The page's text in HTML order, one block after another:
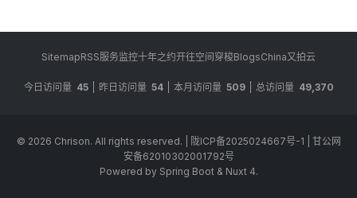
SitemapRSS服务监控十年之约开往空间穿梭BlogsChina又拍云
今日访问量 45 昨日访问量 54 本月访问量 509 总访问量 49,370
© 2026 Chrison. All rights reserved. 陇ICP备2025024667号-1
甘公网
安备62010302001792号
Powered by Spring Boot & Nuxt 4.